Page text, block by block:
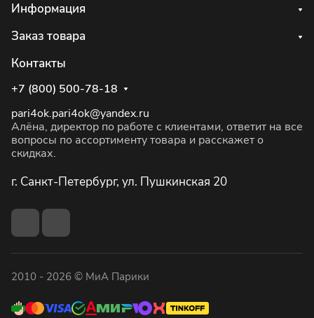
Информация
Заказ товара
Контакты
+7 (800) 500-78-18
pari4ok.pari4ok@yandex.ru
Алёна, директор по работе с клиентами, ответит на все
вопросы по ассортименту товара и расскажет о
скидках.
г. Санкт-Петербург, ул. Пушкинская 20
2010 - 2026 © МиА Парики